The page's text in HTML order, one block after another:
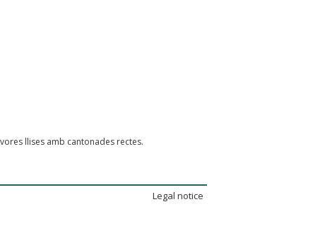
llises amb cantonades rectes.
Legal notice